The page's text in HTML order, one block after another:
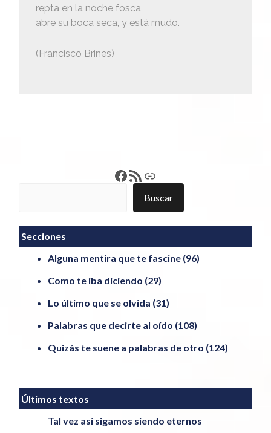
repta en la noche fosca,
abre su boca seca, y está mudo.
(Francisco Brines)
Francisco Pérez
Feed RSSEnlace
Buscar
Secciones
Alguna mentira que te fascine (96)
Como te iba diciendo (29)
Lo último que se olvida (31)
Palabras que decirte al oído (108)
Quizás te suene a palabras de otro (124)
Últimos textos
Tal vez así sigamos siendo eternos